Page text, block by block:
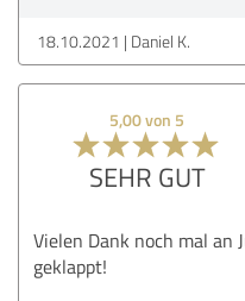
18.10.2021 Daniel K.
5,00 von 5
SEHR GUT
Vielen Dank noch mal an
geklappt!